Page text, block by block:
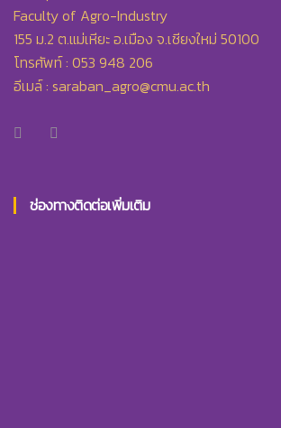
Faculty of Agro-Industry
155 ม.2 ต.แม่เหียะ อ.เมือง จ.เชียงใหม่ 50100
โทรศัพท์ : 053 948 206
อีเมล์ : saraban_agro@cmu.ac.th
ช่องทางติดต่อเพิ่มเติม